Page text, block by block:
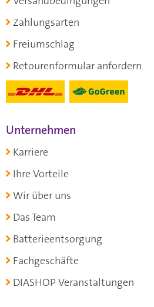
Zahlungsarten
Freiumschlag
Retourenformular anfordern
Unternehmen
Karriere
Ihre Vorteile
Wir über uns
Das Team
Batterieentsorgung
Fachgeschäfte
DIASHOP Veranstaltungen